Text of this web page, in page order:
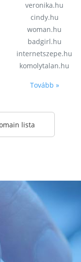
veronika.hu
cindy.hu
woman.hu
badgirl.hu
internetszepe.hu
komolytalan.hu
Tovább »
lista